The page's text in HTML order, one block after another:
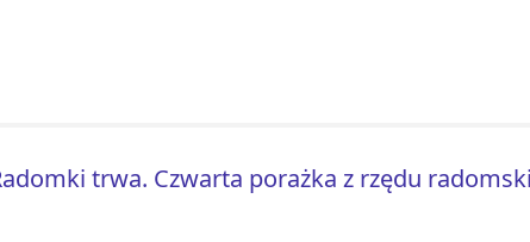
trwa. Czwarta porażka z rzędu